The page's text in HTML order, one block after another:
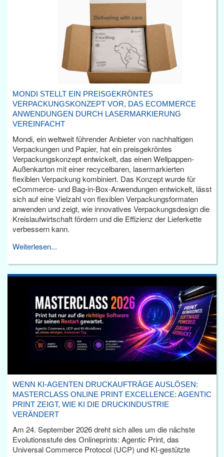
MONDI STELLT EIN PREISGEKRÖNTES
VERPACKUNGSKONZEPT VOR, DAS ECOMMERCE
ANWENDUNGEN DURCH LASERMARKIERUNG
VEREINFACHT
Mondi, ein weltweit führender Anbieter von nachhaltigen
Verpackungen und Papier, hat ein preisgekröntes
Verpackungskonzept entwickelt, das einen Wellpappen-
Außenkarton mit einer recycelbaren, lasermarkierten
flexiblen Verpackung kombiniert. Das Konzept wurde für
eCommerce- und Bag-in-Box-Anwendungen entwickelt, lässt
sich auf eine Vielzahl von flexiblen Verpackungsformaten
anwenden und zeigt, wie innovatives Verpackungsdesign die
Kreislaufwirtschaft fördern und die Effizienz der Lieferkette
verbessern kann.
Weiterlesen...
WENN KI-AGENTEN DRUCKAUFTRÄGE AUSLÖSEN:
MASTERCLASS ONLINE PRINT EXCELLENCE: AGENTIC
PRINT ZEIGT, WIE KI DIE DRUCKINDUSTRIE
VERÄNDERT
Am 24. September 2026 dreht sich alles um die nächste
Evolutionsstufe des Onlineprints: Agentic Print, das
Universal Commerce Protocol (UCP) und KI-gestützte